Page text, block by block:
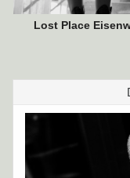
Lost Place